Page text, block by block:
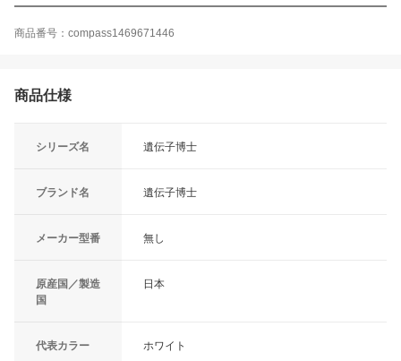
商品番号：compass1469671446
商品仕様
シリーズ名 遺伝子博士
ブランド名 遺伝子博士
メーカー型番 無し
原産国／製造
国
日本
代表カラー ホワイト